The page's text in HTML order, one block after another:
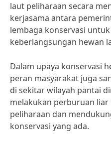
laut peliharaan secara
kerjasama antara
lembaga konservasi
keberlangsungan hewan
Dalam upaya konservasi
peran masyarakat juga
di sekitar wilayah pantai
melakukan perburuan
peliharaan dan
konservasi yang ada.